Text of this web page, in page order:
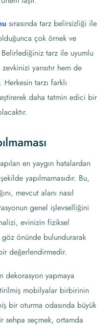
sırasında tarz belirsizliği ile
çok örnek ve
tarz ile uyumlu
yansıtır hem de
tarzı farklı
daha tatmin edici bir
en yaygın hatalardan
yapılmamasıdır. Bu,
mevcut alanı nasıl
genel işlevselliğini
evinizin fiziksel
göz önünde bulundurarak
değerlendirmedir.
dekorasyon yapmaya
mobilyalar birbirinin
bir oturma odasında büyük
sehpa seçmek, ortamda